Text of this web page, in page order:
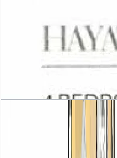
Hayat, Townhouses,